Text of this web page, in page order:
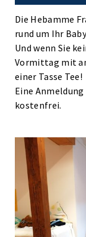
Die Hebamme
rund um Ihr
Und wenn Sie
Vormittag mit
einer Tasse Tee!
Eine
kostenfrei.